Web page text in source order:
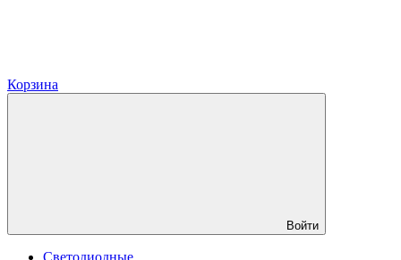
Корзина
Войти
Светодиодные